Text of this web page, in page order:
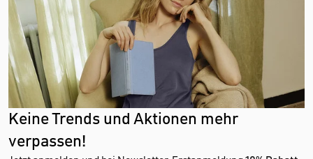
Keine Trends und Aktionen mehr
verpassen!